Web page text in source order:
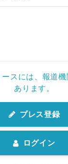
スには、報道
あります。
プレス登録
ログイン